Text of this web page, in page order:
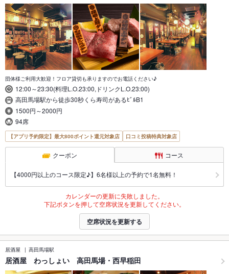
団体様ご利用大歓迎！フロア貸切も承りますのでお電話ください♪
12:00～23:30(料理L.O.23:00,ドリンクL.O.23:00)
高田馬場駅から徒歩30秒くら寿司があるﾋﾞﾙB1
1500円～2000円
94席
【アプリ予約限定】最大800ポイント還元対象店 口コミ投稿特典対象店
クーポン コース
【4000円以上のコース限定♪】6名様以上の予約で1名無料！
カレンダーの更新に失敗しました。
下記ボタンを押して空席状況を更新してください。
空席状況を更新する
居酒屋 高田馬場駅
居酒屋 わっしょい 高田馬場・西早稲田